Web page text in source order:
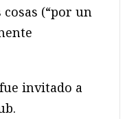
(“por un
invitado a